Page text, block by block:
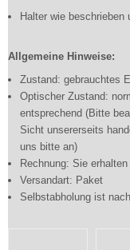
Halter wie beschrieben
Allgemeine Hinweise:
Zustand: gebrauchtes
Optischer Zustand:
entsprechend (Bitte
Sicht unsererseits
uns bitte an)
Rechnung: Sie
Versandart: Paket
Selbstabholung ist